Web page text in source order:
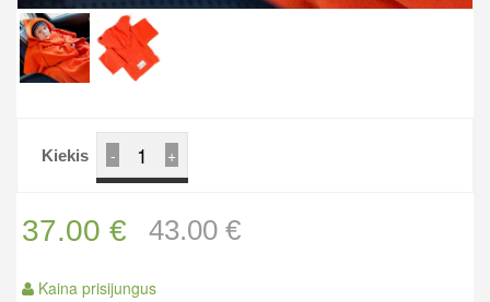
Kiekis - +
37.00 €
Kaina prisijungus
43.00 €